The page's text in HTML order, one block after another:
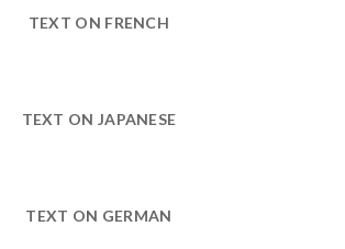
TEXT ON FRENCH
TEXT ON JAPANESE
TEXT ON GERMAN